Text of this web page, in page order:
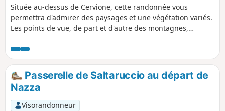
Située au-dessus de Cervione, cette randonnée vous
permettra d'admirer des paysages et une végétation variés.
Les points de vue, de part et d'autre des montagnes,
bâti, comme la Chapelle de Scupiccia, par exemple ou
encore le village de Santa-Maria Poggio. Au loin, sur la mer,
l'Île de Monte Cristo, peut également être observée.
Passerelle de Saltaruccio au départ de
Nazza
Visorandonneur